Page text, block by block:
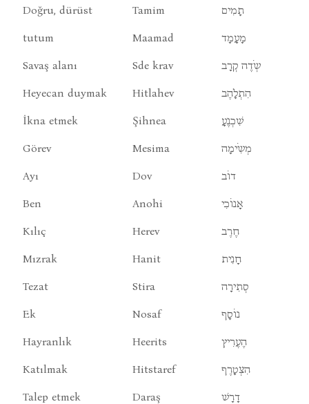
Doğru, dürüst Tamim תָמִים
tutum Maamad מָעָמָד
Savaş alanı Sde krav שְֹדֶה קְרָב
Heyecan duymak Hitlahev הִתְלָהֶב
İkna etmek Şihnea שִׁכְנֶעָ
Görev Mesima מְשִֹימָה
Ayı Dov דוֹב
Ben Anohi אָנוֹכִי
Kılıç Herev חֶרֶב
Mızrak Hanit חָנִית
Tezat Stira סְתִירָה
Ek Nosaf נוֹסָף
Hayranlık Heerits הֶעֶרִיץ
Katılmak Hitstaref הִצְטָרֶף
Talep etmek Daraş דָרָשׁ